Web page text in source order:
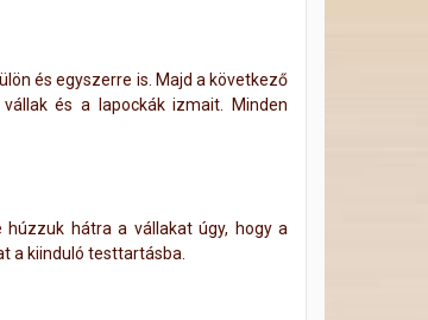
és egyszerre is. Majd a következő
és a lapockák izmait. Minden
hátra a vállakat úgy, hogy a
a kiinduló testtartásba.